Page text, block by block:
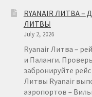
RYANAIR ЛИТВА
ЛИТВЫ
July 2, 2026
Ryanair Литва –
и Паланги.
забронируйте
Литвы Ryanair
аэропортов –